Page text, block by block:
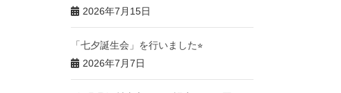
2026年7月15日
「七夕誕生会」を行いました⭐︎
2026年7月7日